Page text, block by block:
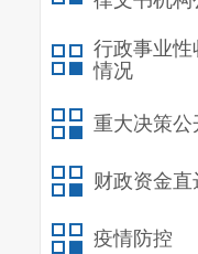
行政事业性
情况
重大决策公
财政资金直
疫情防控